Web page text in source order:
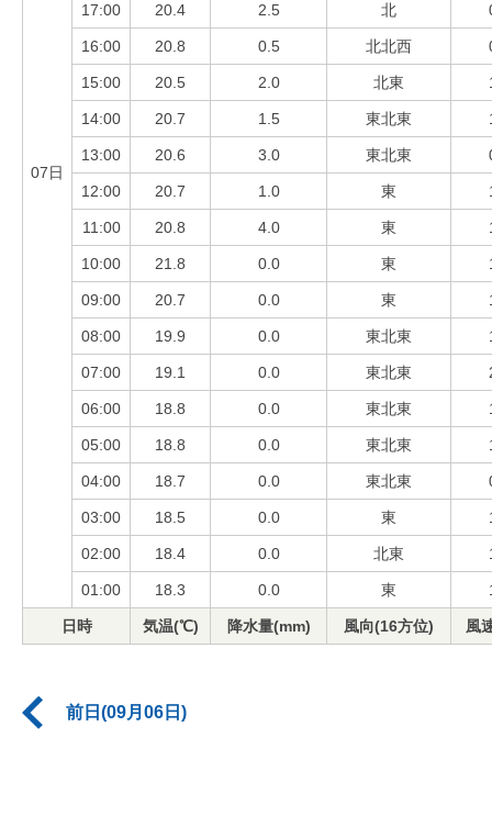
07日
17:00 20.4 2.5 北
16:00 20.8 0.5 北北西
15:00 20.5 2.0 北東
14:00 20.7 1.5 東北東
13:00 20.6 3.0 東北東
12:00 20.7 1.0 東
11:00 20.8 4.0 東
10:00 21.8 0.0 東
09:00 20.7 0.0 東
08:00 19.9 0.0 東北東
07:00 19.1 0.0 東北東
06:00 18.8 0.0 東北東
05:00 18.8 0.0 東北東
04:00 18.7 0.0 東北東
03:00 18.5 0.0 東
02:00 18.4 0.0 北東
01:00 18.3 0.0 東
日時 気温(℃) 降水量(mm) 風向(16方位) 風
前日(09月06日)